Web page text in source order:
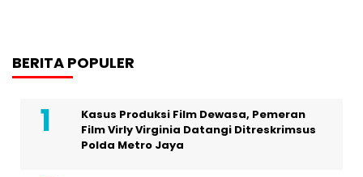
BERITA POPULER
Kasus Produksi Film Dewasa, Pemeran
Film Virly Virginia Datangi Ditreskrimsus
Polda Metro Jaya